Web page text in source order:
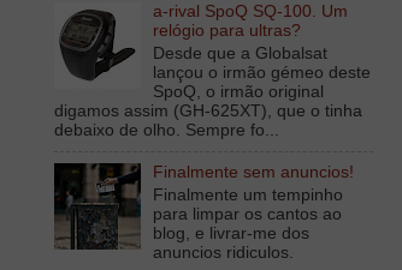
a-rival SpoQ SQ-100. Um
relógio para ultras?
Desde que a Globalsat
lançou o irmão gémeo deste
SpoQ, o irmão original
digamos assim (GH-625XT), que o tinha
debaixo de olho. Sempre fo...
Finalmente sem anuncios!
Finalmente um tempinho
para limpar os cantos ao
blog, e livrar-me dos
anuncios ridiculos.